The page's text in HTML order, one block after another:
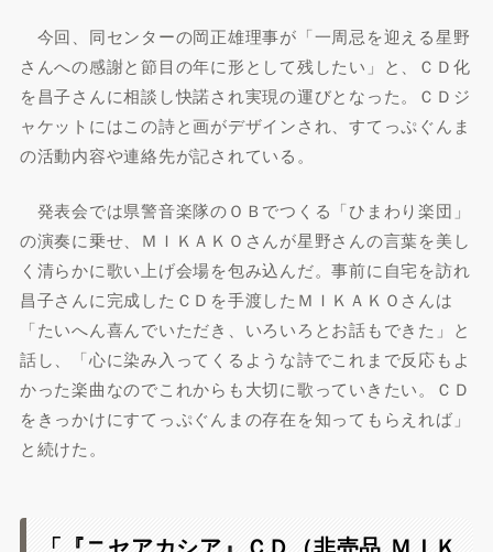
今回、同センターの岡正雄理事が「一周忌を迎える星野
さんへの感謝と節目の年に形として残したい」と、ＣＤ化
を昌子さんに相談し快諾され実現の運びとなった。ＣＤジ
ャケットにはこの詩と画がデザインされ、すてっぷぐんま
の活動内容や連絡先が記されている。
発表会では県警音楽隊のＯＢでつくる「ひまわり楽団」
の演奏に乗せ、ＭＩＫＡＫＯさんが星野さんの言葉を美し
く清らかに歌い上げ会場を包み込んだ。事前に自宅を訪れ
昌子さんに完成したＣＤを手渡したＭＩＫＡＫＯさんは
「たいへん喜んでいただき、いろいろとお話もできた」と
話し、「心に染み入ってくるような詩でこれまで反応もよ
かった楽曲なのでこれからも大切に歌っていきたい。ＣＤ
をきっかけにすてっぷぐんまの存在を知ってもらえれば」
と続けた。